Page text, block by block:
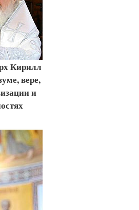
Кирилл
вере,
и